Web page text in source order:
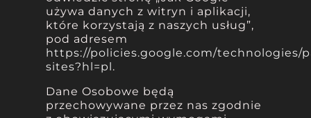
używa danych z witryn i aplikacji,
które korzystają z naszych usług”,
pod adresem
https://policies.google.com/technologies/
sites?hl=pl.
Dane Osobowe będą
przechowywane przez nas zgodnie